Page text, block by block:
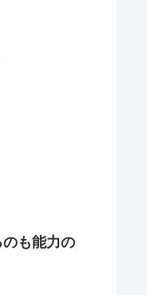
のも能力の